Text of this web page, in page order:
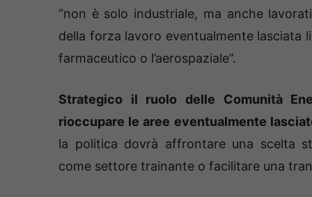
“non è solo industriale, ma anche
della forza lavoro eventualmente lasciata
farmaceutico o l’aerospaziale”.
Strategico il ruolo delle Comunità
rioccupare le aree eventualmente
la politica dovrà affrontare una scelta
come settore trainante o facilitare una